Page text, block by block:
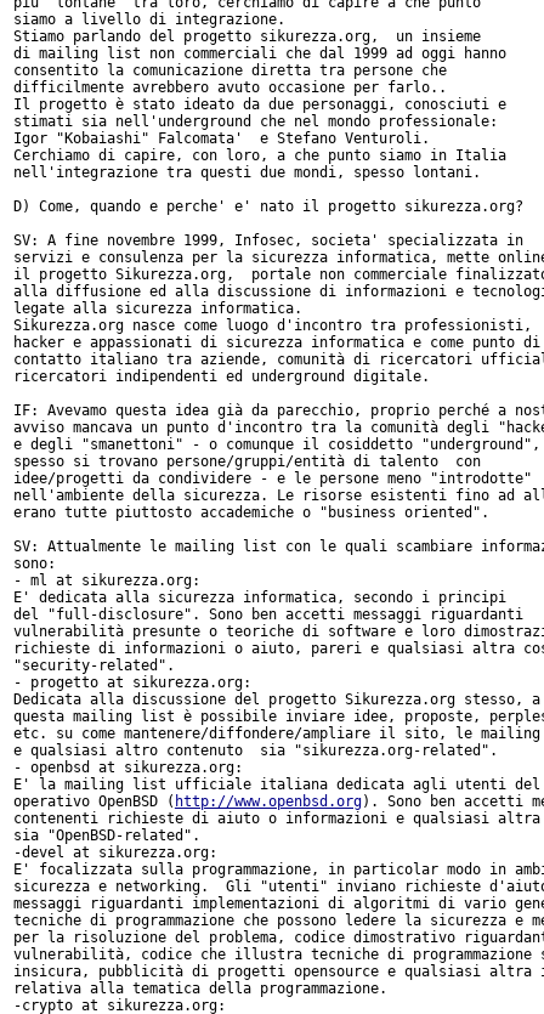
siamo a livello di integrazione.
Stiamo parlando del progetto sikurezza.org,  un insieme
di mailing list non commerciali che dal 1999 ad oggi hanno
consentito la comunicazione diretta tra persone che
difficilmente avrebbero avuto occasione per farlo..
Il progetto è stato ideato da due personaggi, conosciuti e
stimati sia nell'underground che nel mondo professionale:
Igor "Kobaiashi" Falcomata'  e Stefano Venturoli.
Cerchiamo di capire, con loro, a che punto siamo in Italia
nell'integrazione tra questi due mondi, spesso lontani.
D) Come, quando e perche' e' nato il progetto sikurezza.org?
SV: A fine novembre 1999, Infosec, societa' specializzata in
servizi e consulenza per la sicurezza informatica, mette
il progetto Sikurezza.org,  portale non commerciale
alla diffusione ed alla discussione di informazioni e
legate alla sicurezza informatica.
Sikurezza.org nasce come luogo d'incontro tra professionisti,
hacker e appassionati di sicurezza informatica e come punto di
contatto italiano tra aziende, comunità di ricercatori
ricercatori indipendenti ed underground digitale.
IF: Avevamo questa idea già da parecchio, proprio perché a
avviso mancava un punto d'incontro tra la comunità degli
e degli "smanettoni" - o comunque il cosiddetto "underground",
spesso si trovano persone/gruppi/entità di talento  con
idee/progetti da condividere - e le persone meno "introdotte"
nell'ambiente della sicurezza. Le risorse esistenti fino ad
erano tutte piuttosto accademiche o "business oriented".
SV: Attualmente le mailing list con le quali scambiare
sono:
- ml at sikurezza.org:
E' dedicata alla sicurezza informatica, secondo i principi
del "full-disclosure". Sono ben accetti messaggi riguardanti
vulnerabilità presunte o teoriche di software e loro
richieste di informazioni o aiuto, pareri e qualsiasi altra
"security-related".
- progetto at sikurezza.org:
Dedicata alla discussione del progetto Sikurezza.org stesso, a
questa mailing list è possibile inviare idee, proposte,
etc. su come mantenere/diffondere/ampliare il sito, le
e qualsiasi altro contenuto  sia "sikurezza.org-related".
- openbsd at sikurezza.org:
E' la mailing list ufficiale italiana dedicata agli utenti del
operativo OpenBSD ( http://www.openbsd.org). Sono ben accetti
contenenti richieste di aiuto o informazioni e qualsiasi altra
sia "OpenBSD-related".
-devel at sikurezza.org:
E' focalizzata sulla programmazione, in particolar modo in
sicurezza e networking.  Gli "utenti" inviano richieste
messaggi riguardanti implementazioni di algoritmi di vario
tecniche di programmazione che possono ledere la sicurezza e
per la risoluzione del problema, codice dimostrativo
vulnerabilità, codice che illustra tecniche di programmazione
insicura, pubblicità di progetti opensource e qualsiasi altra
relativa alla tematica della programmazione.
-crypto at sikurezza.org: